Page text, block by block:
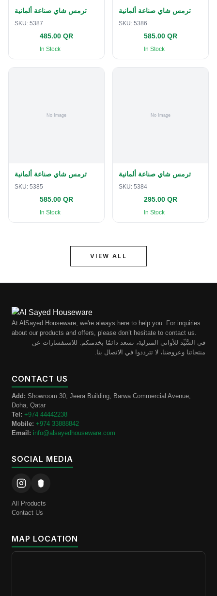
ترمس شاي صناعة ألمانية
SKU: 5387
485.00 QR
In Stock
ترمس شاي صناعة ألمانية
SKU: 5386
585.00 QR
In Stock
ترمس شاي صناعة ألمانية
SKU: 5385
585.00 QR
In Stock
ترمس شاي صناعة ألمانية
SKU: 5384
295.00 QR
In Stock
VIEW ALL
At AlSayed Houseware, we're always here to help you. For inquiries
about our products and offers, please don’t hesitate to contact us.
في السَّيِّد للأواني المنزلية، نسعد دائمًا بخدمتكم. للاستفسارات عن
منتجاتنا وعروضنا، لا تترددوا في الاتصال بنا.
CONTACT US
Add: Showroom 30, Jeera Building, Barwa Commercial Avenue,
Doha, Qatar
Tel: +974 44442238
Mobile: +974 33888842
Email: info@alsayedhouseware.com
SOCIAL MEDIA
All Products
Contact Us
MAP LOCATION